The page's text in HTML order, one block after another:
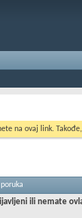
na ovaj link.
ili nemate